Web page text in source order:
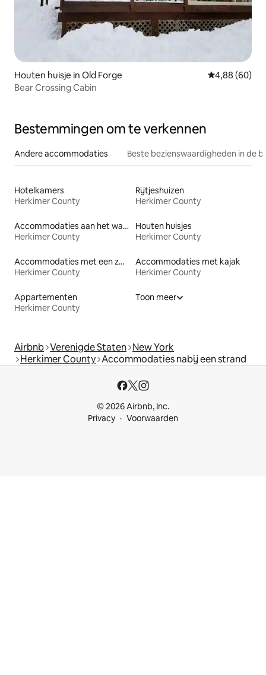
Houten huisje in Old Forge Gemiddelde
4,88 (60)
Bear Crossing Cabin
Bestemmingen om te verkennen
Andere accommodaties Beste bezienswaardigheden in de
Hotelkamers
Herkimer County
Rijtjeshuizen
Herkimer County
Accommodaties aan het water
Herkimer County
Houten huisjes
Herkimer County
Accommodaties met een zwembad
Herkimer County
Accommodaties met kajak
Herkimer County
Appartementen
Herkimer County
Toon meer
Airbnb Verenigde Staten New York
Herkimer County Accommodaties nabij een strand
© 2026 Airbnb, Inc.
Privacy
Voorwaarden